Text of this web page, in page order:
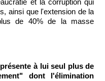
et la corruption qui
ainsi que l'extension de la
de 40% de la masse
à lui seul plus de
dont l'élimination